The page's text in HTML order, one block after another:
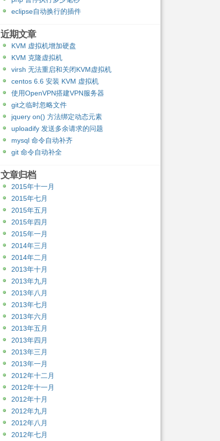
eclipse自动换行的插件
近期文章
KVM 虚拟机增加硬盘
KVM 克隆虚拟机
virsh 无法重启和关闭KVM虚拟机
centos 6.6 安装 KVM 虚拟机
使用OpenVPN搭建VPN服务器
git之临时忽略文件
jquery on() 方法绑定动态元素
uploadify 发送多余请求的问题
mysql 命令自动补齐
git 命令自动补全
文章归档
2015年十一月
2015年七月
2015年五月
2015年四月
2015年一月
2014年三月
2014年二月
2013年十月
2013年九月
2013年八月
2013年七月
2013年六月
2013年五月
2013年四月
2013年三月
2013年一月
2012年十二月
2012年十一月
2012年十月
2012年九月
2012年八月
2012年七月